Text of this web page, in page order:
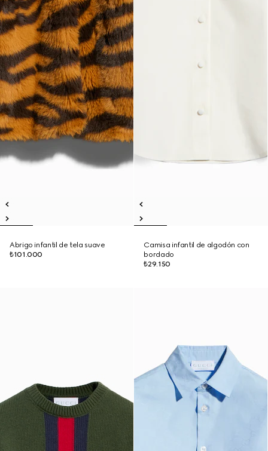
Abrigo infantil de tela suave
₺101.000
Camisa infantil de algodón con
bordado
₺29.150